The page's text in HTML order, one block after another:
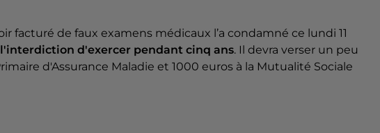
facturé de faux examens médicaux l’a condamné ce lundi 11
d'exercer pendant cinq ans. Il devra verser un peu
d'Assurance Maladie et 1000 euros à la Mutualité Sociale